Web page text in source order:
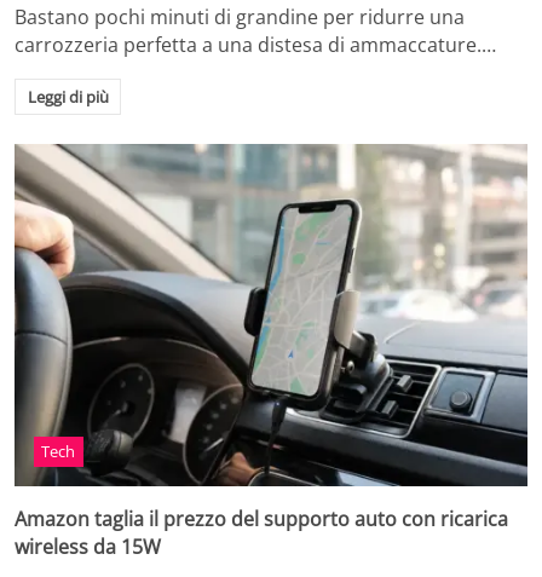
Bastano pochi minuti di grandine per ridurre una
carrozzeria perfetta a una distesa di ammaccature.…
Leggi di più
Tech
Amazon taglia il prezzo del supporto auto con ricarica
wireless da 15W